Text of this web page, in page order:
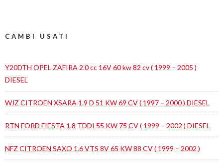
CAMBI USATI
Y20DTH OPEL ZAFIRA 2.0 cc 16V 60 kw 82 cv ( 1999 – 2005 )
DIESEL
WJZ CITROEN XSARA 1.9 D 51 KW 69 CV ( 1997 – 2000 ) DIESEL
RTN FORD FIESTA 1.8 TDDI 55 KW 75 CV ( 1999 – 2002 ) DIESEL
NFZ CITROEN SAXO 1.6 VTS 8V 65 KW 88 CV ( 1999 – 2002 )